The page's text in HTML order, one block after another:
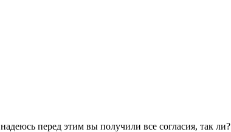
перед этим вы получили все согласия, так ли?